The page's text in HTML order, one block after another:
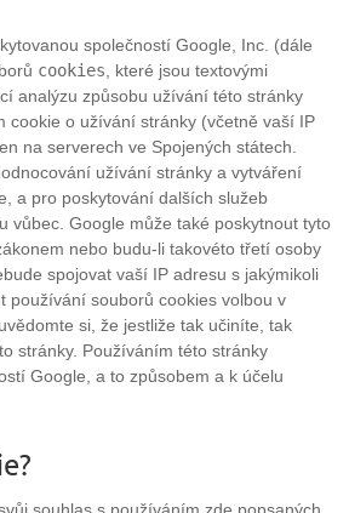
společností Google, Inc. (dále
cookies , které jsou textovými
analýzu způsobu užívání této stránky
cookie o užívání stránky (včetně vaší IP
na serverech ve Spojených státech.
užívání stránky a vytváření
a pro poskytování dalších služeb
vůbec. Google může také poskytnout tyto
nebo budu-li takovéto třetí osoby
spojovat vaší IP adresu s jakýmikoli
používání souborů cookies volbou v
si, že jestliže tak učiníte, tak
stránky. Používáním této stránky
Google, a to způsobem a k účelu